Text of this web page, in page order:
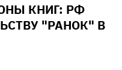
КНИГ: РФ
"РАНОК" В